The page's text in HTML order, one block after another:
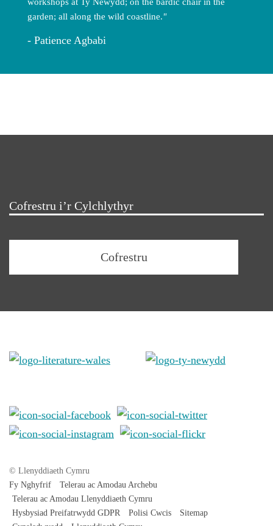
garden; all along the wild coastline.
Patience Agbabi
Cofrestru i’r Cylchlythyr
© Llenyddiaeth Cymru
Fy Nghyfrif
Telerau ac Amodau Archebu
Telerau ac Amodau Llenyddiaeth Cymru
Hysbysiad Preifatrwydd GDPR
Polisi Cwcis
Sitemap